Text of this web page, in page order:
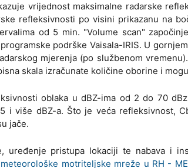
vrijednost maksimalne radarske
refleksivnosti po visini prikazanu na
od 5 min. "Volume scan"
podrške Vaisala-IRIS. U
mjerenja (po službenom
skala izračunate količine oborine i
oblaka u dBZ-ima od 2 do 70
i više dBZ-a. Što je veća refleksivnost,
jače.
uređenje pristupa lokaciji te nabava i
motriteljske mreže u RH -